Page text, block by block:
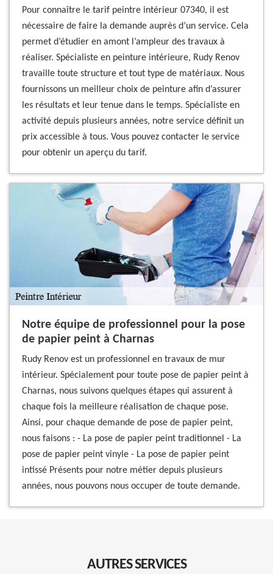
Pour connaître le tarif peintre intérieur 07340, il est
nécessaire de faire la demande auprès d’un service. Cela
permet d’étudier en amont l’ampleur des travaux à
réaliser. Spécialiste en peinture intérieure, Rudy Renov
travaille toute structure et tout type de matériaux. Nous
fournissons un meilleur choix de peinture afin d’assurer
les résultats et leur tenue dans le temps. Spécialiste en
activité depuis plusieurs années, notre service définit un
prix accessible à tous. Vous pouvez contacter le service
pour obtenir un aperçu du tarif.
Notre équipe de professionnel pour la pose
de papier peint à Charnas
Rudy Renov est un professionnel en travaux de mur
intérieur. Spécialement pour toute pose de papier peint à
Charnas, nous suivons quelques étapes qui assurent à
chaque fois la meilleure réalisation de chaque pose.
Ainsi, pour chaque demande de pose de papier peint,
nous faisons : - La pose de papier peint traditionnel - La
pose de papier peint vinyle - La pose de papier peint
intissé Présents pour notre métier depuis plusieurs
années, nous pouvons nous occuper de toute demande.
AUTRES SERVICES